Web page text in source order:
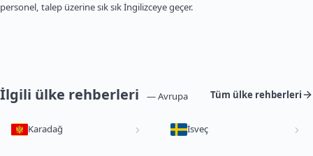
personel, talep üzerine sık sık İngilizceye geçer.
İlgili ülke rehberleri — Avrupa Tüm ülke rehberleri
Karadağ İsveç